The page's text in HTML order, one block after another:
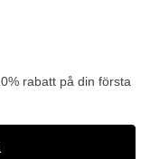
rabatt på din första